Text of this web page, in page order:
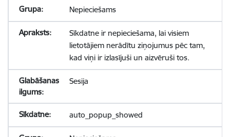
Nepieciešams
Sīkdatne ir nepieciešama, lai visiem
lietotājiem nerādītu ziņojumus pēc tam,
kad viņi ir izlasījuši un aizvēruši tos.
Sesija
auto_popup_showed